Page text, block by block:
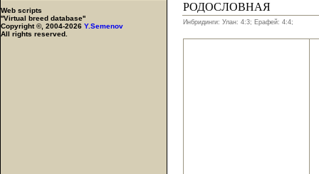
Web scripts
''Virtual breed database''
Copyright ©, 2004-2026 Y.Semenov
All rights reserved.
РОДОСЛОВНАЯ
Инбридинги: Улан: 4:3; Ерафей: 4:4;